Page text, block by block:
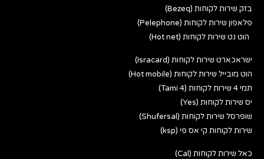
בזק שירות לקוחות (Bezeq)
פלאפון שירות לקוחות (Pelephone)
הוט נט שירות לקוחות (Hot net)
ישראכארט שירות לקוחות (Isracard)
הוט מובייל שירות לקוחות (Hot mobile)
תמי 4 שירות לקוחות (Tami 4)
יס שירות לקוחות (Yes)
שופרסל שירות לקוחות (Shufersal)
שירות לקוחות קי אס פי (ksp)
כאל שירות לקוחות (Cal)